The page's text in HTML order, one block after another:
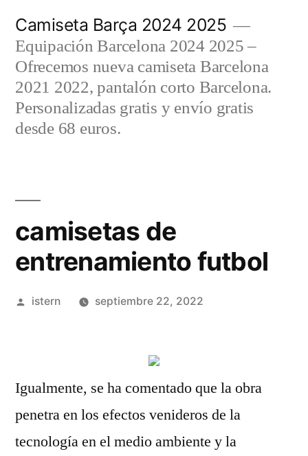
contenido
Camiseta Barça 2024 2025
Equipación Barcelona 2024 2025 –
Ofrecemos nueva camiseta Barcelona
2021 2022, pantalón corto Barcelona.
Personalizadas gratis y envío gratis
desde 68 euros.
camisetas de
entrenamiento futbol
Publicado
istern septiembre 22, 2022
Igualmente, se ha comentado que la obra
penetra en los efectos venideros de la
tecnología en el medio ambiente y la